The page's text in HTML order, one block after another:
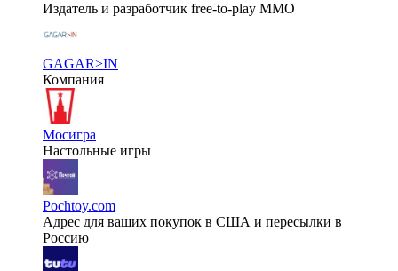
Издатель и разработчик free-to-play MMO
GAGAR>IN
Компания
Мосигра
Настольные игры
Pochtoy.com
Адрес для ваших покупок в США и пересылки в
Россию